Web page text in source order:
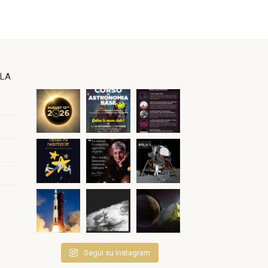
Segui su Instagram